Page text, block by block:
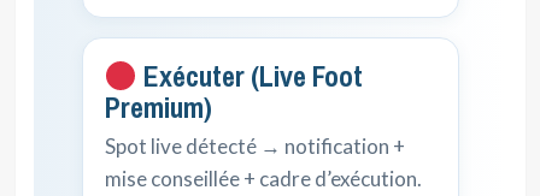
Exécuter (Live Foot
Premium)
Spot live détecté → notification +
mise conseillée + cadre d’exécution.